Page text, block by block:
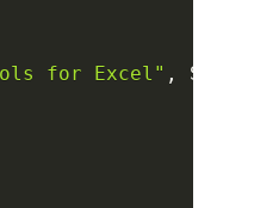
for Excel" ,